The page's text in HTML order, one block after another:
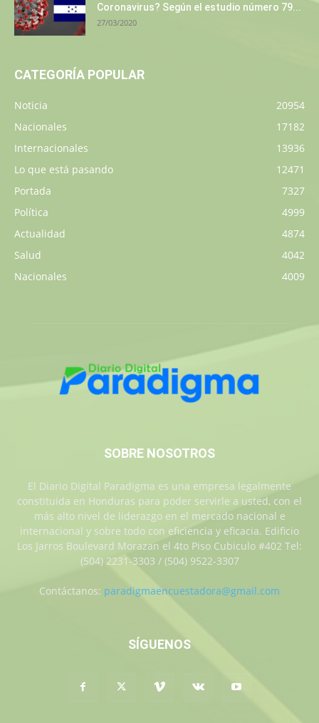
Coronavirus? Según el estudio número 79...
27/03/2020
CATEGORÍA POPULAR
Noticia
20954
Nacionales
17182
Internacionales
13936
Lo que está pasando
12471
Portada
7327
Política
4999
Actualidad
4874
Salud
4042
Nacionales
4009
SOBRE NOSOTROS
El Diario Digital Paradigma es una empresa legalmente
constituida en Honduras para poder servirle a usted, con el
más alto nivel de liderazgo en el mercado nacional e
internacional y sobre todo con eficiencia y eficacia. Edificio
Los Jarros Boulevard Morazan el 4to Piso Cubiculo #402 Tel:
(504) 2231-3303 / (504) 9522-3307
Contáctanos: paradigmaencuestadora@gmail.com
SÍGUENOS